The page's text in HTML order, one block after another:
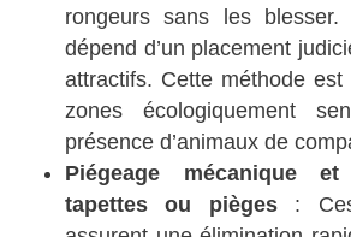
rongeurs sans les blesser.
dépend d’un placement
attractifs. Cette méthode
zones écologiquement
présence d’animaux de
Piégeage mécanique
tapettes ou pièges: Ces